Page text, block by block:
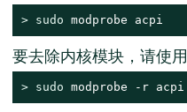
> sudo modprobe acpi
要去除内核模块，请使用
> sudo modprobe -r acpi